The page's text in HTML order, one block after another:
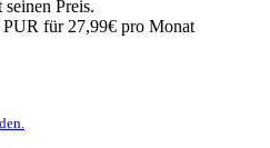
Preis.
PUR für 27,99€ pro Monat